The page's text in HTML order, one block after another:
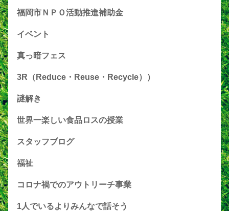
福岡市ＮＰＯ活動推進補助金
イベント
真っ暗フェス
3R（Reduce・Reuse・Recycle））
謎解き
世界一楽しい食品ロスの授業
スタッフブログ
福祉
コロナ禍でのアウトリーチ事業
1人でいるよりみんなで話そう